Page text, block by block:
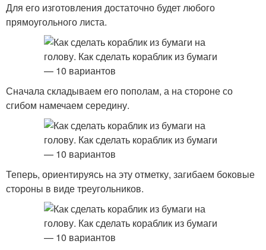
Для его изготовления достаточно будет любого
прямоугольного листа.
Сначала складываем его пополам, а на стороне со
сгибом намечаем середину.
Теперь, ориентируясь на эту отметку, загибаем боковые
стороны в виде треугольников.